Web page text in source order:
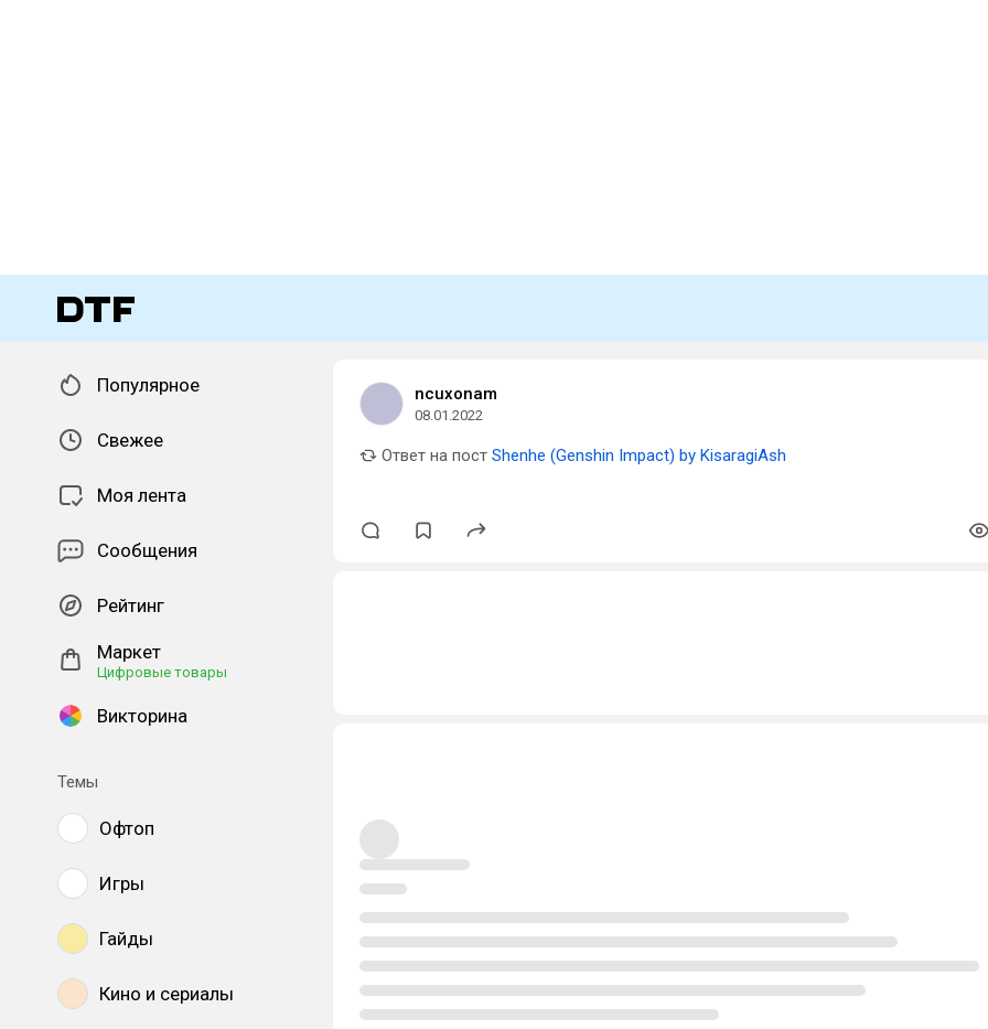
Популярное
Свежее
Моя лента
Сообщения
Рейтинг
Маркет
Цифровые товары
Викторина
Темы
Офтоп
Игры
Гайды
Кино и сериалы
ncuxonam
08.01.2022
Ответ на пост Shenhe (Genshin Impact) by KisaragiAsh